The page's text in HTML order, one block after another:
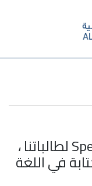
لقطات من نشاط Spelling Bee لطالباتنا ،
في اللغة